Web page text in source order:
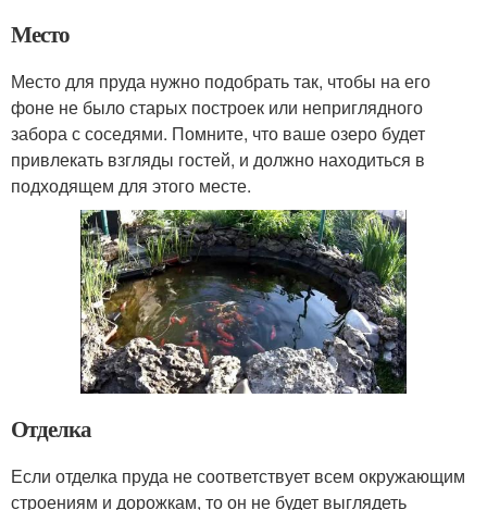
Место
Место для пруда нужно подобрать так, чтобы на его
фоне не было старых построек или неприглядного
забора с соседями. Помните, что ваше озеро будет
привлекать взгляды гостей, и должно находиться в
подходящем для этого месте.
Отделка
Если отделка пруда не соответствует всем окружающим
строениям и дорожкам, то он не будет выглядеть